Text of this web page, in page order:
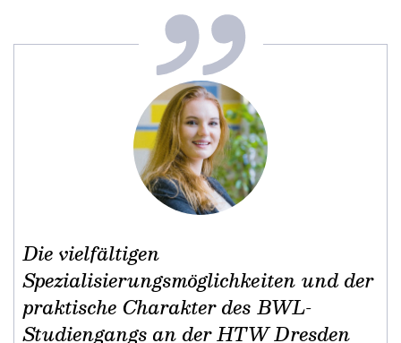
Die vielfältigen
Spezialisierungsmöglichkeiten und der
praktische Charakter des BWL-
Studiengangs an der HTW Dresden